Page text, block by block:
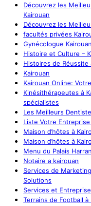
Découvrez les
Kairouan
Découvrez les
facultés privées
Gynécologue Kairouan
Histoire et Culture –
Histoires de Réussite
Kairouan
Kairouan Online:
Kinésithérapeutes à
spécialistes
Les Meilleurs
Liste Votre Entreprise
Maison d’hôtes à
Maison d’hôtes à
Menu du Palais
Notaire a kairouan
Services de
Solutions
Services et
Terrains de Football à